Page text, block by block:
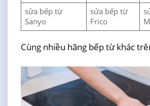
sửa bếp từ
Sanyo
sửa bếp từ
Frico
Cùng nhiều hãng bếp từ khác